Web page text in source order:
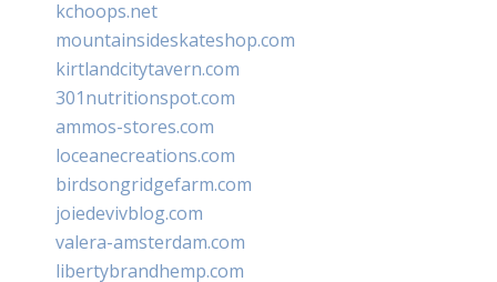
kchoops.net
mountainsideskateshop.com
kirtlandcitytavern.com
301nutritionspot.com
ammos-stores.com
loceanecreations.com
birdsongridgefarm.com
joiedevivblog.com
valera-amsterdam.com
libertybrandhemp.com